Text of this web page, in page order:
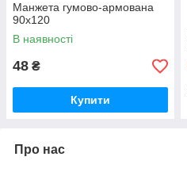
Манжета гумово-армована
90х120
В наявності
48 ₴
Купити
Про нас